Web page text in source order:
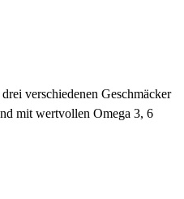
verschiedenen Geschmäcker
mit wertvollen Omega 3, 6